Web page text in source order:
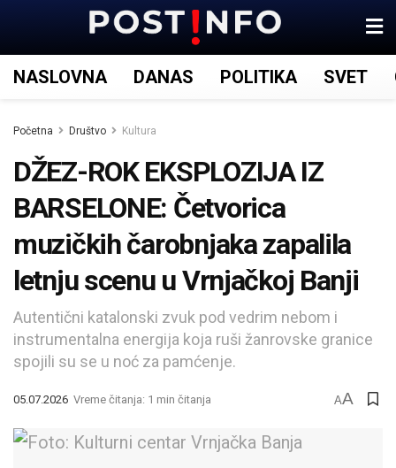
NASLOVNA DANAS POLITIKA SVET
Početna Društvo Kultura
DŽEZ-ROK EKSPLOZIJA IZ
BARSELONE: Četvorica
muzičkih čarobnjaka zapalila
letnju scenu u Vrnjačkoj Banji
Autentični katalonski zvuk pod vedrim nebom i
instrumentalna energija koja ruši žanrovske granice
spojili su se u noć za pamćenje.
05.07.2026 Vreme čitanja: 1 min čitanja AA